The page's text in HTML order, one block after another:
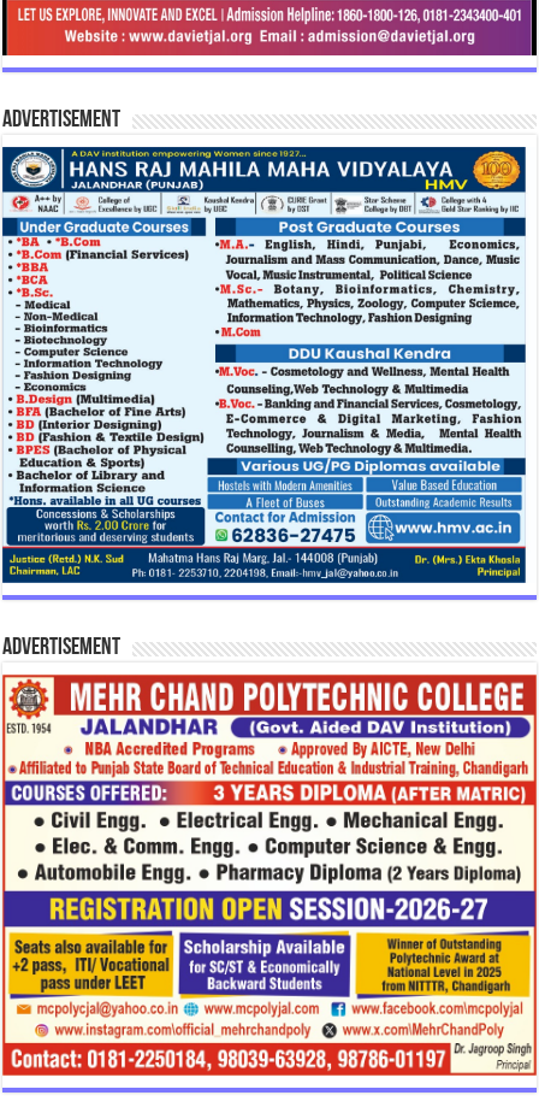
Advertisement
Advertisement